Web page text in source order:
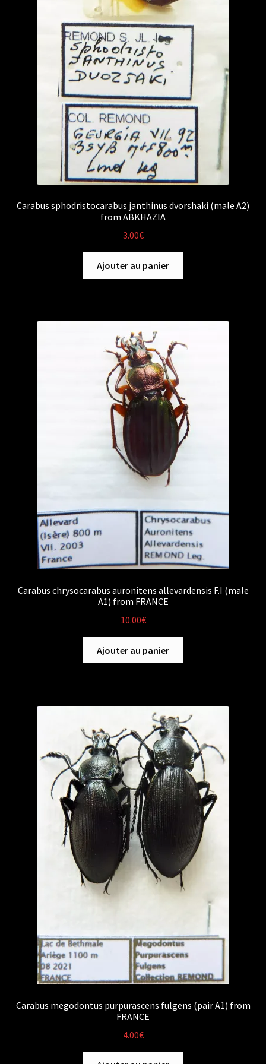
Carabus sphodristocarabus janthinus dvorshaki (male A2)
from ABKHAZIA
3.00€
Ajouter au panier
Carabus chrysocarabus auronitens allevardensis F.I (male
A1) from FRANCE
10.00€
Ajouter au panier
Carabus megodontus purpurascens fulgens (pair A1) from
FRANCE
4.00€